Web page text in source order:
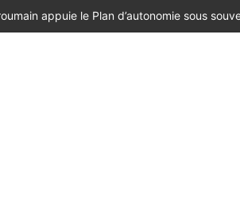
République de Roumanie, porteur d’un